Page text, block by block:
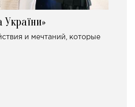
и мечтаний, которые